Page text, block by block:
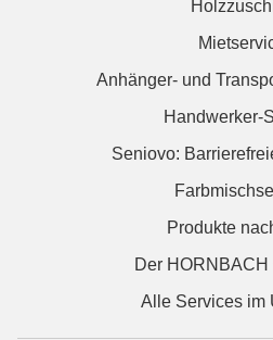
Anhänger- und
Handwerker-
Seniovo:
Produkte
Der HORNBACH
Alle Services im